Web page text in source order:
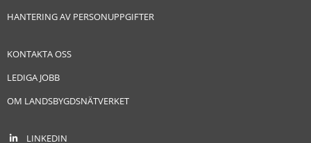
HANTERING AV PERSONUPPGIFTER
KONTAKTA OSS
LEDIGA JOBB
OM LANDSBYGDSNÄTVERKET
LINKEDIN